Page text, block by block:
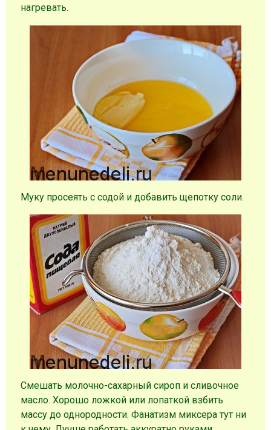
нагревать.
Муку просеять с содой и добавить щепотку соли.
Смешать молочно-сахарный сироп и сливочное
масло. Хорошо ложкой или лопаткой взбить
массу до однородности. Фанатизм миксера тут ни